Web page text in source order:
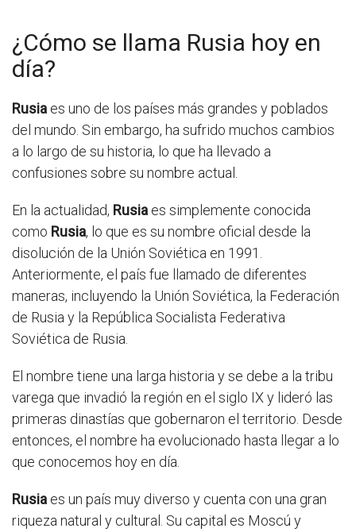
¿Cómo se llama Rusia hoy en
día?
Rusia es uno de los países más grandes y poblados
del mundo. Sin embargo, ha sufrido muchos cambios
a lo largo de su historia, lo que ha llevado a
confusiones sobre su nombre actual.
En la actualidad, Rusia es simplemente conocida
como Rusia, lo que es su nombre oficial desde la
disolución de la Unión Soviética en 1991.
Anteriormente, el país fue llamado de diferentes
maneras, incluyendo la Unión Soviética, la Federación
de Rusia y la República Socialista Federativa
Soviética de Rusia.
El nombre tiene una larga historia y se debe a la tribu
varega que invadió la región en el siglo IX y lideró las
primeras dinastías que gobernaron el territorio. Desde
entonces, el nombre ha evolucionado hasta llegar a lo
que conocemos hoy en día.
Rusia es un país muy diverso y cuenta con una gran
riqueza natural y cultural. Su capital es Moscú y